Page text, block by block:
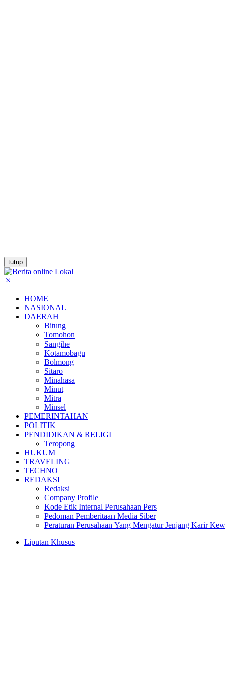
tutup
HOME
NASIONAL
DAERAH
Bitung
Tomohon
Sangihe
Kotamobagu
Bolmong
Sitaro
Minahasa
Minut
Mitra
Minsel
PEMERINTAHAN
POLITIK
PENDIDIKAN & RELIGI
Teropong
HUKUM
TRAVELING
TECHNO
REDAKSI
Redaksi
Company Profile
Kode Etik Internal Perusahaan Pers
Pedoman Pemberitaan Media Siber
Peraturan Perusahaan Yang Mengatur Jenjang Karir
Liputan Khusus